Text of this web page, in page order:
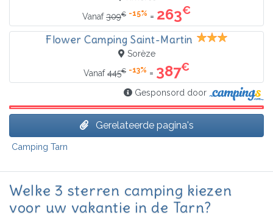
Vanaf309€ -15% = 263€
Flower Camping Saint-Martin
Sorèze
Vanaf445€ -13% = 387€
Gesponsord door
Gerelateerde pagina's
Camping Tarn
Welke 3 sterren camping kiezen
voor uw vakantie in de Tarn?